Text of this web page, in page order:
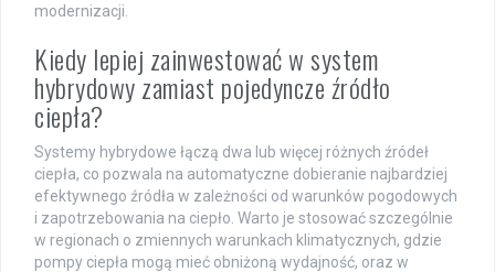
modernizacji.
Kiedy lepiej zainwestować w system
hybrydowy zamiast pojedyncze źródło
ciepła?
Systemy hybrydowe łączą dwa lub więcej różnych źródeł
ciepła, co pozwala na automatyczne dobieranie najbardziej
efektywnego źródła w zależności od warunków pogodowych
i zapotrzebowania na ciepło. Warto je stosować szczególnie
w regionach o zmiennych warunkach klimatycznych, gdzie
pompy ciepła mogą mieć obniżoną wydajność, oraz w